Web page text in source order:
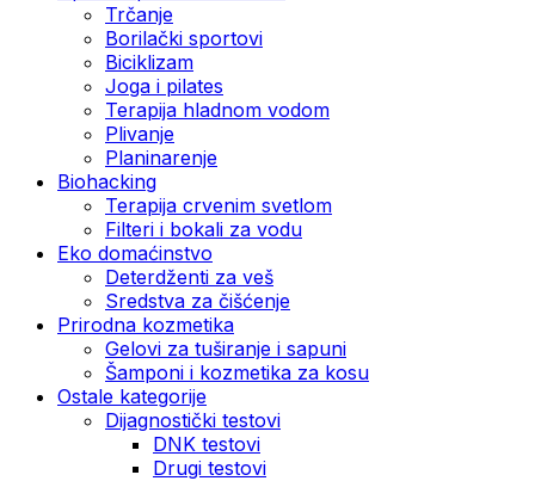
Trčanje
Borilački sportovi
Biciklizam
Joga i pilates
Terapija hladnom vodom
Plivanje
Planinarenje
Biohacking
Terapija crvenim svetlom
Filteri i bokali za vodu
Eko domaćinstvo
Deterdženti za veš
Sredstva za čišćenje
Prirodna kozmetika
Gelovi za tuširanje i sapuni
Šamponi i kozmetika za kosu
Ostale kategorije
Dijagnostički testovi
DNK testovi
Drugi testovi